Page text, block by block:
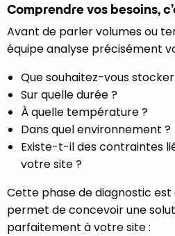
Comprendre vos besoins,
Avant de parler volumes ou
équipe analyse précisément
Que souhaitez-vous
Sur quelle durée ?
À quelle température ?
Dans quel environnement ?
Existe-t-il des contraintes
votre site ?
Cette phase de diagnostic est
permet de concevoir une
parfaitement à votre site :